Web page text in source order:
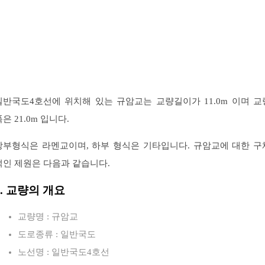
반국도4호선에 위치해 있는 규암교는 교량길이가 11.0m 이며 교
은 21.0m 입니다.
부형식은 라멘교이며, 하부 형식은 기타입니다. 규암교에 대한 구
인 제원은 다음과 같습니다.
교량의 개요
교량명 : 규암교
도로종류 : 일반국도
노선명 : 일반국도4호선